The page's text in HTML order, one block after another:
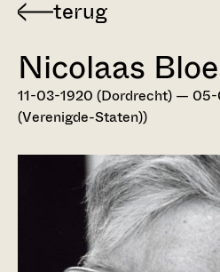
Terug
Dordts
biografisch
woordenboek
Nicolaas
11-03-1920 (Dordrecht) —
(Verenigde-Staten))